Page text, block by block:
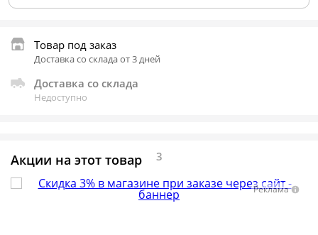
Товар под заказ
Доставка со склада от 3 дней
Доставка со склада
Недоступно
Акции на этот товар 3
Реклама